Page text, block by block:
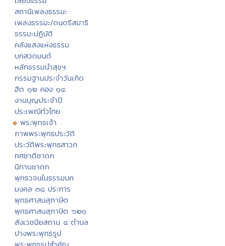
สถานีเพลงธรรมะ
เพลงธรรมะ/ดนตรีสมาธิ
ธรรมะปฏิบัติ
คลังแสงแห่งธรรม
บทสวดมนต์
หลักธรรมนำสุขฯ
กรรมฐานประจำวันเกิด
ฮีต ๑๒ คอง ๑๔
งานบุญประจำปี
ประเพณีทั่วไทย
พระพุทธเจ้า
ภาพพระพุทธประวัติ
ประวัติพระพุทธสาวก
ทศชาติชาดก
นิทานชาดก
พุทธวจนในธรรมบท
มงคล ๓๘ ประการ
พุทธศาสนสุภาษิต
พุทธศาสนสุภาษิต ๖๒๑
สังเวชนียสถาน ๔ ตำบล
ปางพระพุทธรูป